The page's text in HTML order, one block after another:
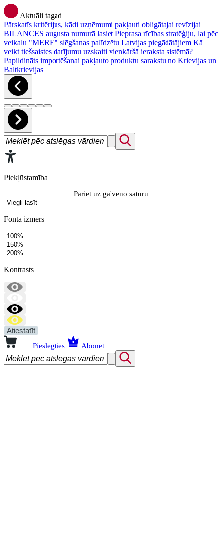
Aktuāli tagad
Pārskatīs kritērijus, kādi uzņēmumi pakļauti obligātajai revīzijai
BILANCES augusta numurā lasiet Pieprasa rīcības stratēģiju, lai pēc
veikalu "MERE" slēgšanas palīdzētu Latvijas piegādātājiem Kā
veikt tiešsaistes darījumu uzskaiti vienkāršā ieraksta sistēmā?
Papildināts importēšanai pakļauto produktu sarakstu no Krievijas un
Baltkrievijas
Piekļūstamība
Pāriet uz galveno saturu
Viegli lasīt
Fonta izmērs
100%
150%
200%
Kontrasts
Atiestatīt
Pieslēgties Abonēt